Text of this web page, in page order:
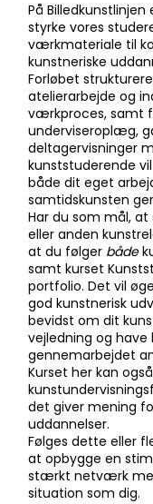
På
styrke vores
værkmateriale til
kunstneriske
Forløbet
atelierarbejde og
værkproces, samt
underviseroplæg,
deltagervisninger
kunststuderende
både dit eget
samtidskunsten
Har du som mål,
eller anden
at du følger både
samt kurset
portfolio. Det vil
god kunstnerisk
bevidst om dit
vejledning og
gennemarbejdet
Kurset her kan
det giver mening
uddannelser.
Følges dette eller
at opbygge en
stærkt netværk
situation som dig.